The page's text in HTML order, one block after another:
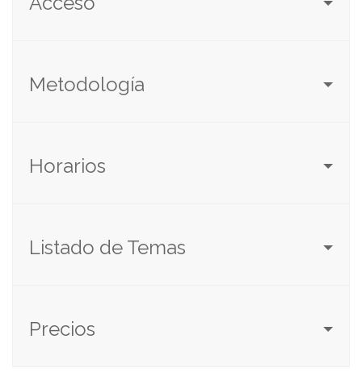
Metodología
Horarios
Listado de Temas
Precios